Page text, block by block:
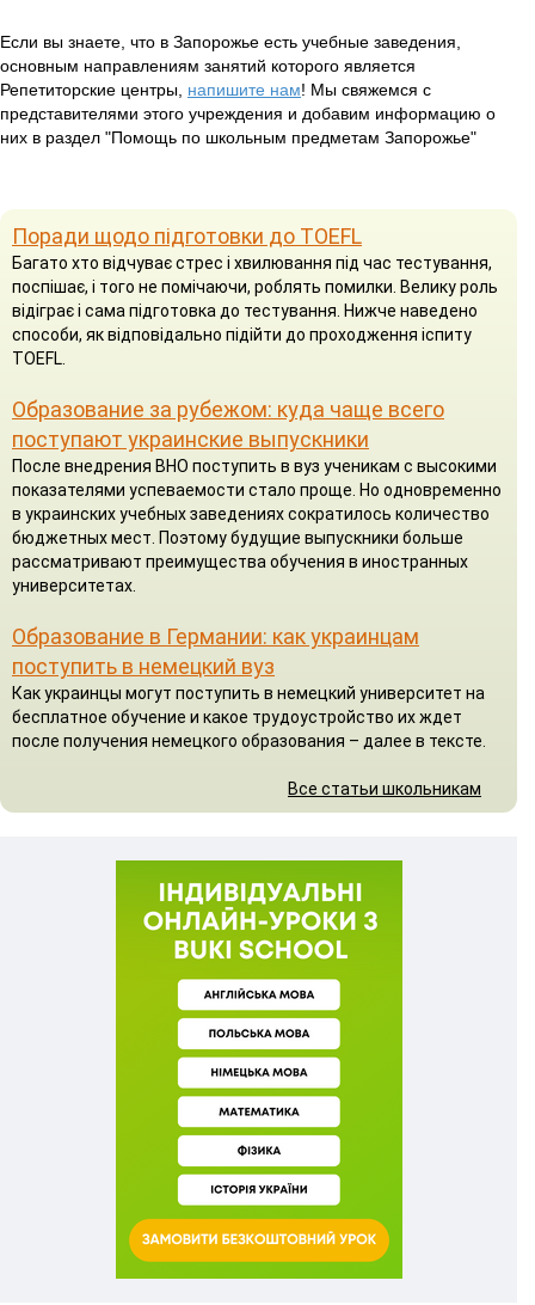
Если вы знаете, что в Запорожье есть учебные заведения,
основным направлениям занятий которого является
Репетиторские центры, напишите нам! Мы свяжемся с
представителями этого учреждения и добавим информацию о
них в раздел "Помощь по школьным предметам Запорожье"
Поради щодо підготовки до TOEFL
Багато хто відчуває стрес і хвилювання під час тестування,
поспішає, і того не помічаючи, роблять помилки. Велику роль
відіграє і сама підготовка до тестування. Нижче наведено
способи, як відповідально підійти до проходження іспиту
TOEFL.
Образование за рубежом: куда чаще всего
поступают украинские выпускники
После внедрения ВНО поступить в вуз ученикам с высокими
показателями успеваемости стало проще. Но одновременно
в украинских учебных заведениях сократилось количество
бюджетных мест. Поэтому будущие выпускники больше
рассматривают преимущества обучения в иностранных
университетах.
Образование в Германии: как украинцам
поступить в немецкий вуз
Как украинцы могут поступить в немецкий университет на
бесплатное обучение и какое трудоустройство их ждет
после получения немецкого образования – далее в тексте.
Все статьи школьникам